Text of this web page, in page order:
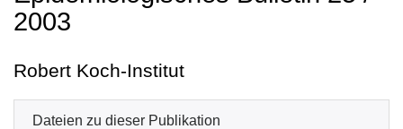
2003
Robert Koch-Institut
Dateien zu dieser Publikation